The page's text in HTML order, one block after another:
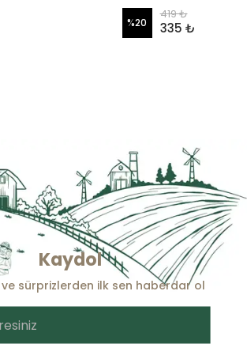
%20
419 ₺
335 ₺
Kaydol
sürprizlerden ilk sen haberdar ol